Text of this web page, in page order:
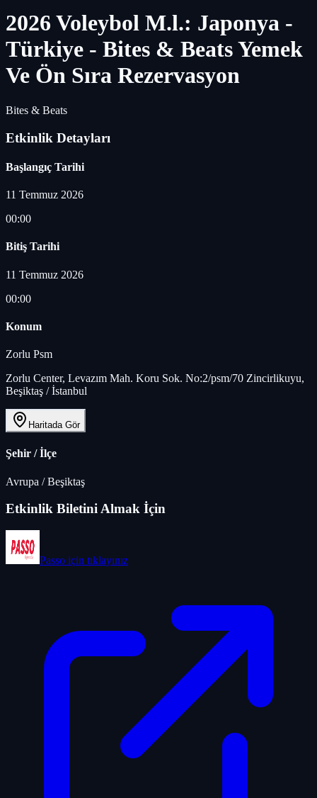
2026 Voleybol M.l.: Japonya -
Türkiye - Bites & Beats Yemek
Ve Ön Sıra Rezervasyon
Bites & Beats
Etkinlik Detayları
Başlangıç Tarihi
11 Temmuz 2026
00:00
Bitiş Tarihi
11 Temmuz 2026
00:00
Konum
Zorlu Psm
Zorlu Center, Levazım Mah. Koru Sok. No:2/psm/70 Zincirlikuyu,
Beşiktaş / İstanbul
Haritada Gör
Şehir / İlçe
Avrupa /Beşiktaş
Etkinlik Biletini Almak İçin
Passo için tıklayınız